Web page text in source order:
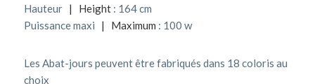
Hauteur| Height: 164 cm
Puissance maxi | Maximum : 100 w
Les Abat-jours peuvent être fabriqués dans 18 coloris au
choix